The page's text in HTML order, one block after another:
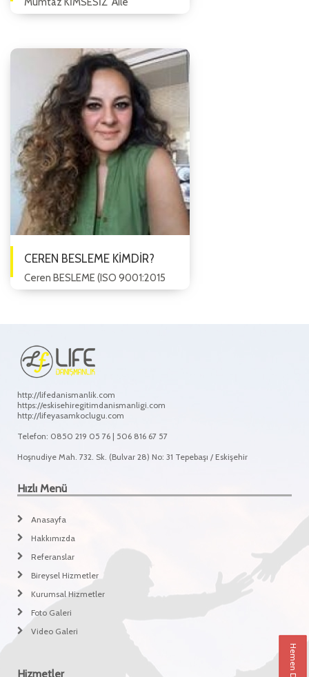
ortaokul ve lise eğitimini
Eskişehir'de tamamlamıştır....
CEREN BESLEME KİMDİR?
Ceren BESLEME (ISO 9001:2015
http://lifedanismanlik.com
https://eskisehiregitimdanismanligi.com
http://lifeyasamkoclugu.com
Telefon: 0850 219 05 76 | 506 816 67 57
Hoşnudiye Mah. 732. Sk. (Bulvar 28) No: 31 Tepebaşı / Eskişehir
Hızlı Menü
Anasayfa
Hakkımızda
Referanslar
Bireysel Hizmetler
Kurumsal Hizmetler
Foto Galeri
Video Galeri
Hizmetler